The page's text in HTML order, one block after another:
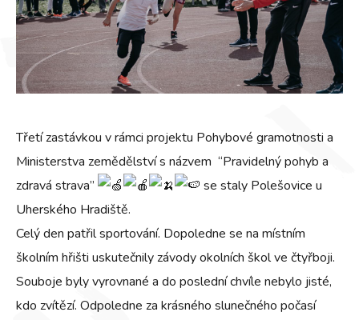
Třetí zastávkou v rámci projektu Pohybové gramotnosti a
Ministerstva zemědělství s názvem “Pravidelný pohyb a
zdravá strava”
se staly Polešovice u
Uherského Hradiště.
Celý den patřil sportování. Dopoledne se na místním
školním hřišti uskutečnily závody okolních škol ve čtyřboji.
Souboje byly vyrovnané a do poslední chvíle nebylo jisté,
kdo zvítězí. Odpoledne za krásného slunečného počasí